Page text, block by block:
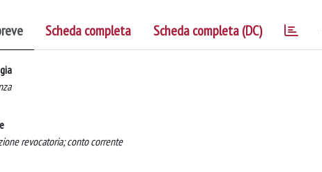
Scheda completa Scheda completa (DC)
revocatoria; conto corrente